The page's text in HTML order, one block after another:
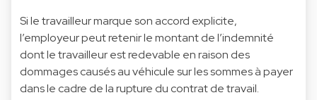
Si le travailleur marque son accord explicite,
l’employeur peut retenir le montant de l’indemnité
dont le travailleur est redevable en raison des
dommages causés au véhicule sur les sommes à payer
dans le cadre de la rupture du contrat de travail.